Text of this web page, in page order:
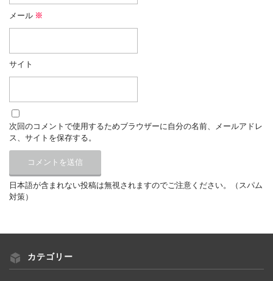
メール ※
サイト
次回のコメントで使用するためブラウザーに自分の名前、メールアドレ
ス、サイトを保存する。
日本語が含まれない投稿は無視されますのでご注意ください。（スパム
対策）
カテゴリー